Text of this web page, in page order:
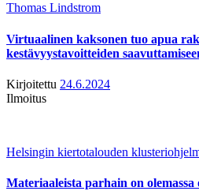
Thomas Lindstrom
Virtuaalinen kaksonen tuo apua
kestävyystavoitteiden
Kirjoitettu 24.6.2024
Ilmoitus
Helsingin kiertotalouden
Materiaaleista parhain on olemassa